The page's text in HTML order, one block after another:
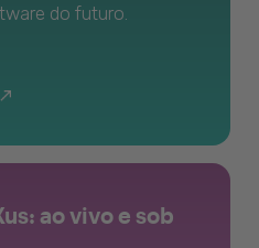
do futuro.
ao vivo e sob